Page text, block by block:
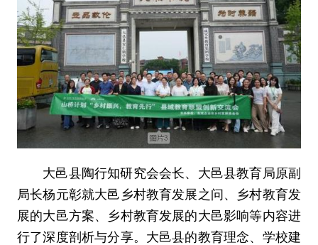
大邑县陶行知研究会会长、大邑县教育局原副
局长杨元彰就大邑乡村教育发展之问、乡村教育发
展的大邑方案、乡村教育发展的大邑影响等内容进
行了深度剖析与分享。大邑县的教育理念、学校建